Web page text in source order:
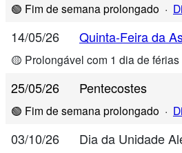
🟢 Fim de semana prolongado ·
14/05/26 Quinta-Feira da
🟡 Prolongável com 1 dia de férias
25/05/26 Pentecostes
🟢 Fim de semana prolongado ·
03/10/26 Dia da Unidade